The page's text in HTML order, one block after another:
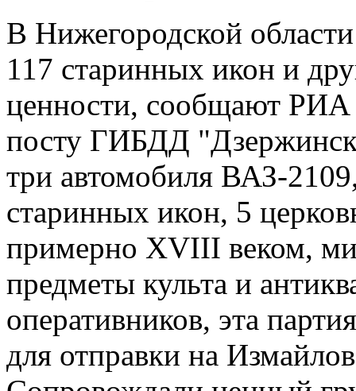
В Нижегородской
117 старинных икон и
ценности, сообщают
посту ГИБДД
три автомобиля ВАЗ-
старинных икон, 5
примерно XVIII веком,
предметы культа и
оперативников, эта
для отправки на